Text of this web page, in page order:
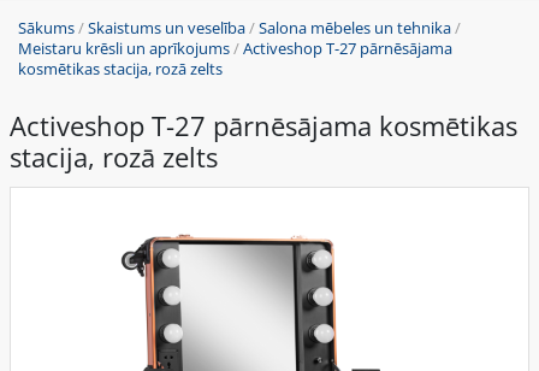
Sākums/Skaistums un veselība/Salona mēbeles un tehnika/
Meistaru krēsli un aprīkojums/Activeshop T-27 pārnēsājama
kosmētikas stacija, rozā zelts
Activeshop T-27 pārnēsājama kosmētikas
stacija, rozā zelts